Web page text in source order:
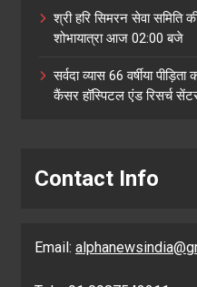
श्री हरि सिमरन सेवा समिति
शोभायात्रा आज 02:00 बजे
सर्वदा व्यास 66 वर्षीया
कैंसर हॉस्पिटल एंड रिसर्च
Contact Info
Email: